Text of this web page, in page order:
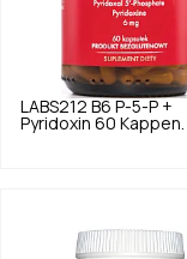
LABS212 B6 P-5-P +
Pyridoxin 60 Kappen.